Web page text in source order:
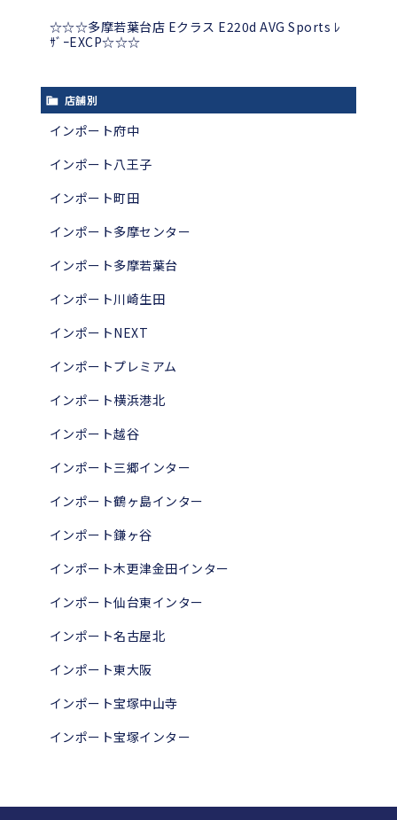
☆☆☆多摩若葉台店 Eクラス E220d AVG Sports ﾚ
ｻﾞｰEXCP☆☆☆
店舗別
インポート府中
インポート八王子
インポート町田
インポート多摩センター
インポート多摩若葉台
インポート川崎生田
インポートNEXT
インポートプレミアム
インポート横浜港北
インポート越谷
インポート三郷インター
インポート鶴ヶ島インター
インポート鎌ヶ谷
インポート木更津金田インター
インポート仙台東インター
インポート名古屋北
インポート東大阪
インポート宝塚中山寺
インポート宝塚インター